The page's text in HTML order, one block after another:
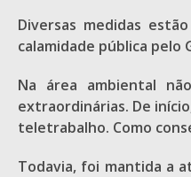
Diversas medidas
calamidade pública pelo
Na área ambiental
extraordinárias. De
teletrabalho. Como
Todavia, foi mantida a